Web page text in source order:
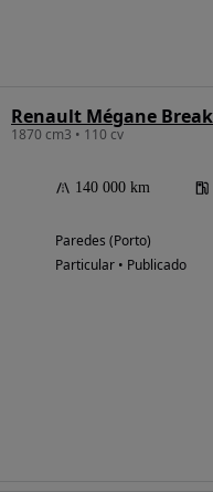
Renault Mégane
1870 cm3 • 110 cv
140 000 km
Paredes (Porto)
Particular • Publicado